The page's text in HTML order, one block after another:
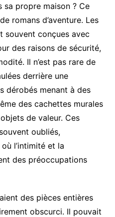
sa propre maison ? Ce
romans d’aventure. Les
souvent conçues avec
des raisons de sécurité,
Il n’est pas rare de
derrière une
dérobés menant à des
des cachettes murales
de valeur. Ces
oubliés,
l’intimité et la
des préoccupations
des pièces entières
obscurci. Il pouvait